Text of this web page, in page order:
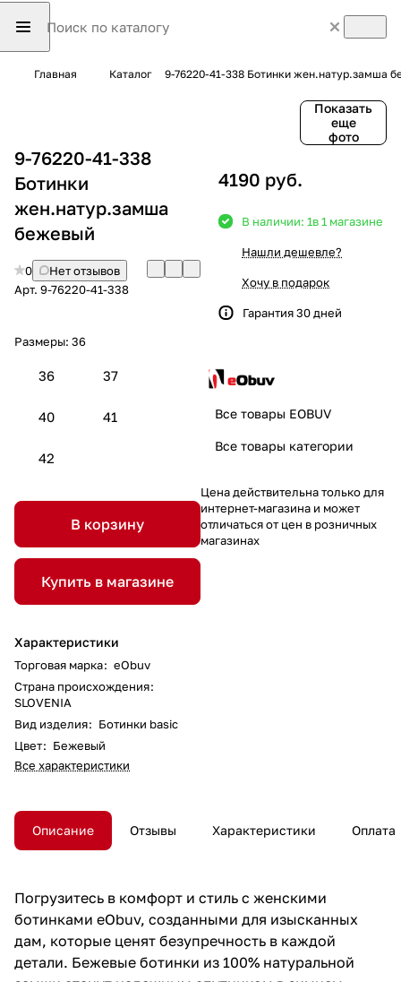
Главная Каталог 9-76220-41-338 Ботинки жен.натур.замша
Показать
еще
фото
9-76220-41-338
Ботинки
жен.натур.замша
бежевый
0
Нет отзывов
Арт. 9-76220-41-338
Размеры: 36
36 37
40 41
42
В корзину
Купить в магазине
Характеристики
Торговая марка: eObuv
Страна происхождения:
SLOVENIA
Вид изделия: Ботинки basic
Цвет: Бежевый
Все характеристики
4190 руб.
В наличии: 1в 1 магазине
Нашли дешевле?
Хочу в подарок
Гарантия 30 дней
Все товары EOBUV
Все товары категории
Цена действительна только для
интернет-магазина и может
отличаться от цен в розничных
магазинах
Описание Отзывы Характеристики Оплата
Погрузитесь в комфорт и стиль с женскими
ботинками eObuv, созданными для изысканных
дам, которые ценят безупречность в каждой
детали. Бежевые ботинки из 100% натуральной